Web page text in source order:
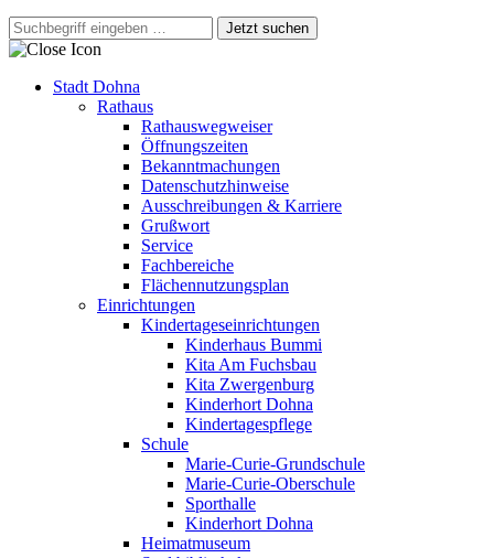
Stadt Dohna
Rathaus
Rathauswegweiser
Öffnungszeiten
Bekanntmachungen
Datenschutzhinweise
Ausschreibungen & Karriere
Grußwort
Service
Fachbereiche
Flächennutzungsplan
Einrichtungen
Kindertageseinrichtungen
Kinderhaus Bummi
Kita Am Fuchsbau
Kita Zwergenburg
Kinderhort Dohna
Kindertagespflege
Schule
Marie-Curie-Grundschule
Marie-Curie-Oberschule
Sporthalle
Kinderhort Dohna
Heimatmuseum